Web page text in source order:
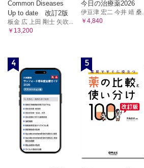
Common Diseases
Up to date 改訂2版
板金 広 上田 剛士 矢吹...
￥13,200
今日の治療薬2026
伊豆津 宏二 今井 靖 桑...
￥4,840
4 5